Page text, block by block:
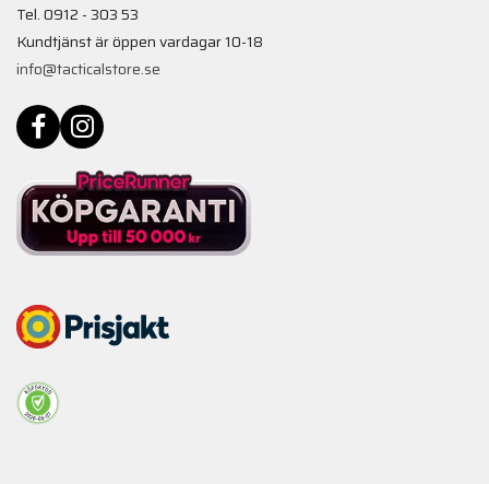
Tel. 0912 - 303 53
Kundtjänst är öppen vardagar 10-18
info@tacticalstore.se